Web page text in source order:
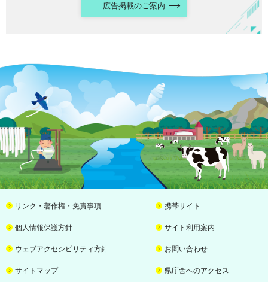
広告掲載のご案内
リンク・著作権・免責事項 携帯サイト
個人情報保護方針 サイト利用案内
ウェブアクセシビリティ方針 お問い合わせ
サイトマップ 県庁舎へのアクセス